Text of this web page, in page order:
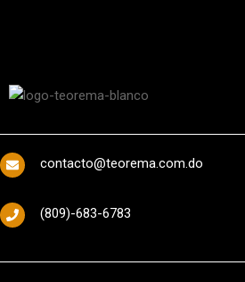
contacto@teorema.com.do
(809)-683-6783